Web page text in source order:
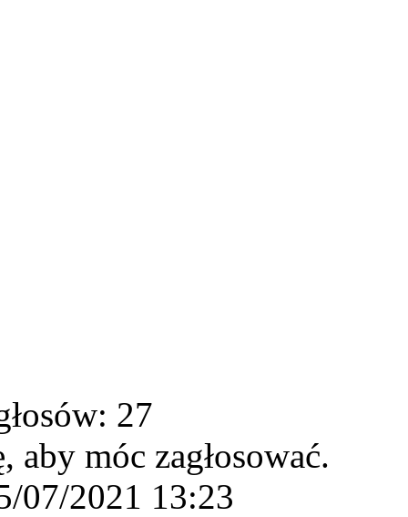
27
aby móc zagłosować.
07/2021 13:23